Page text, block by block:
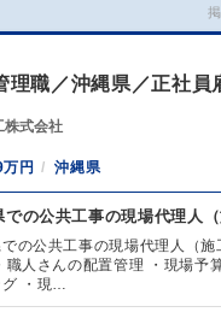
理職／沖縄県／正社員
株式会社
円 沖縄県
での公共工事の現場代理人（
の公共工事の現場代理人（施
職人さんの配置管理 ・現場予
・現…